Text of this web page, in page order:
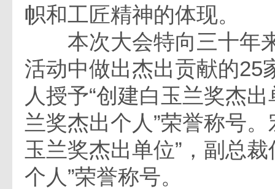
帜和工匠精神的体现。
本次大会特向三十年
活动中做出杰出贡献的25
人授予“创建白玉兰奖杰出
兰奖杰出个人”荣誉称号
玉兰奖杰出单位”，副总
个人”荣誉称号。